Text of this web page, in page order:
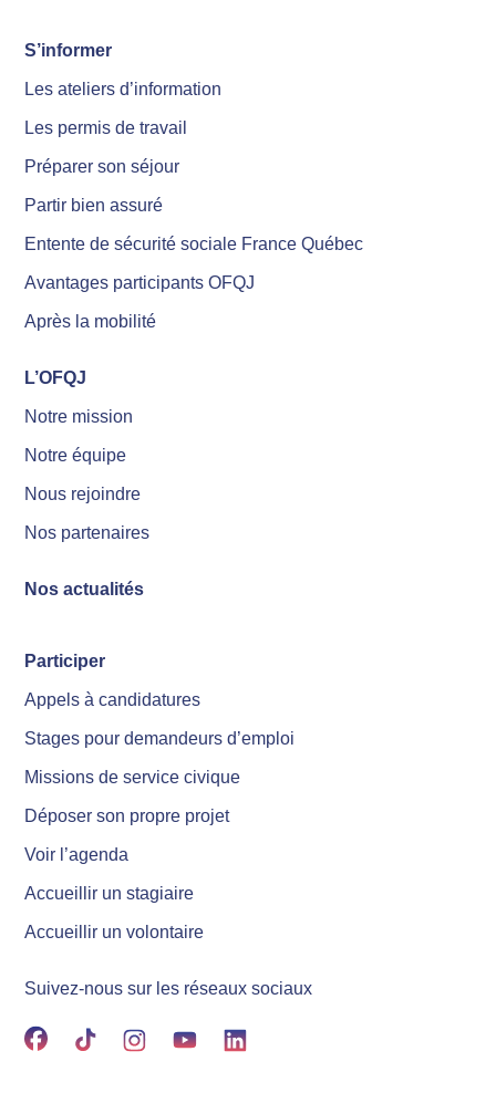
S’informer
Les ateliers d’information
Les permis de travail
Préparer son séjour
Partir bien assuré
Entente de sécurité sociale France Québec
Avantages participants OFQJ
Après la mobilité
L’OFQJ
Notre mission
Notre équipe
Nous rejoindre
Nos partenaires
Nos actualités
Participer
Appels à candidatures
Stages pour demandeurs d’emploi
Missions de service civique
Déposer son propre projet
Voir l’agenda
Accueillir un stagiaire
Accueillir un volontaire
Suivez-nous sur les réseaux sociaux